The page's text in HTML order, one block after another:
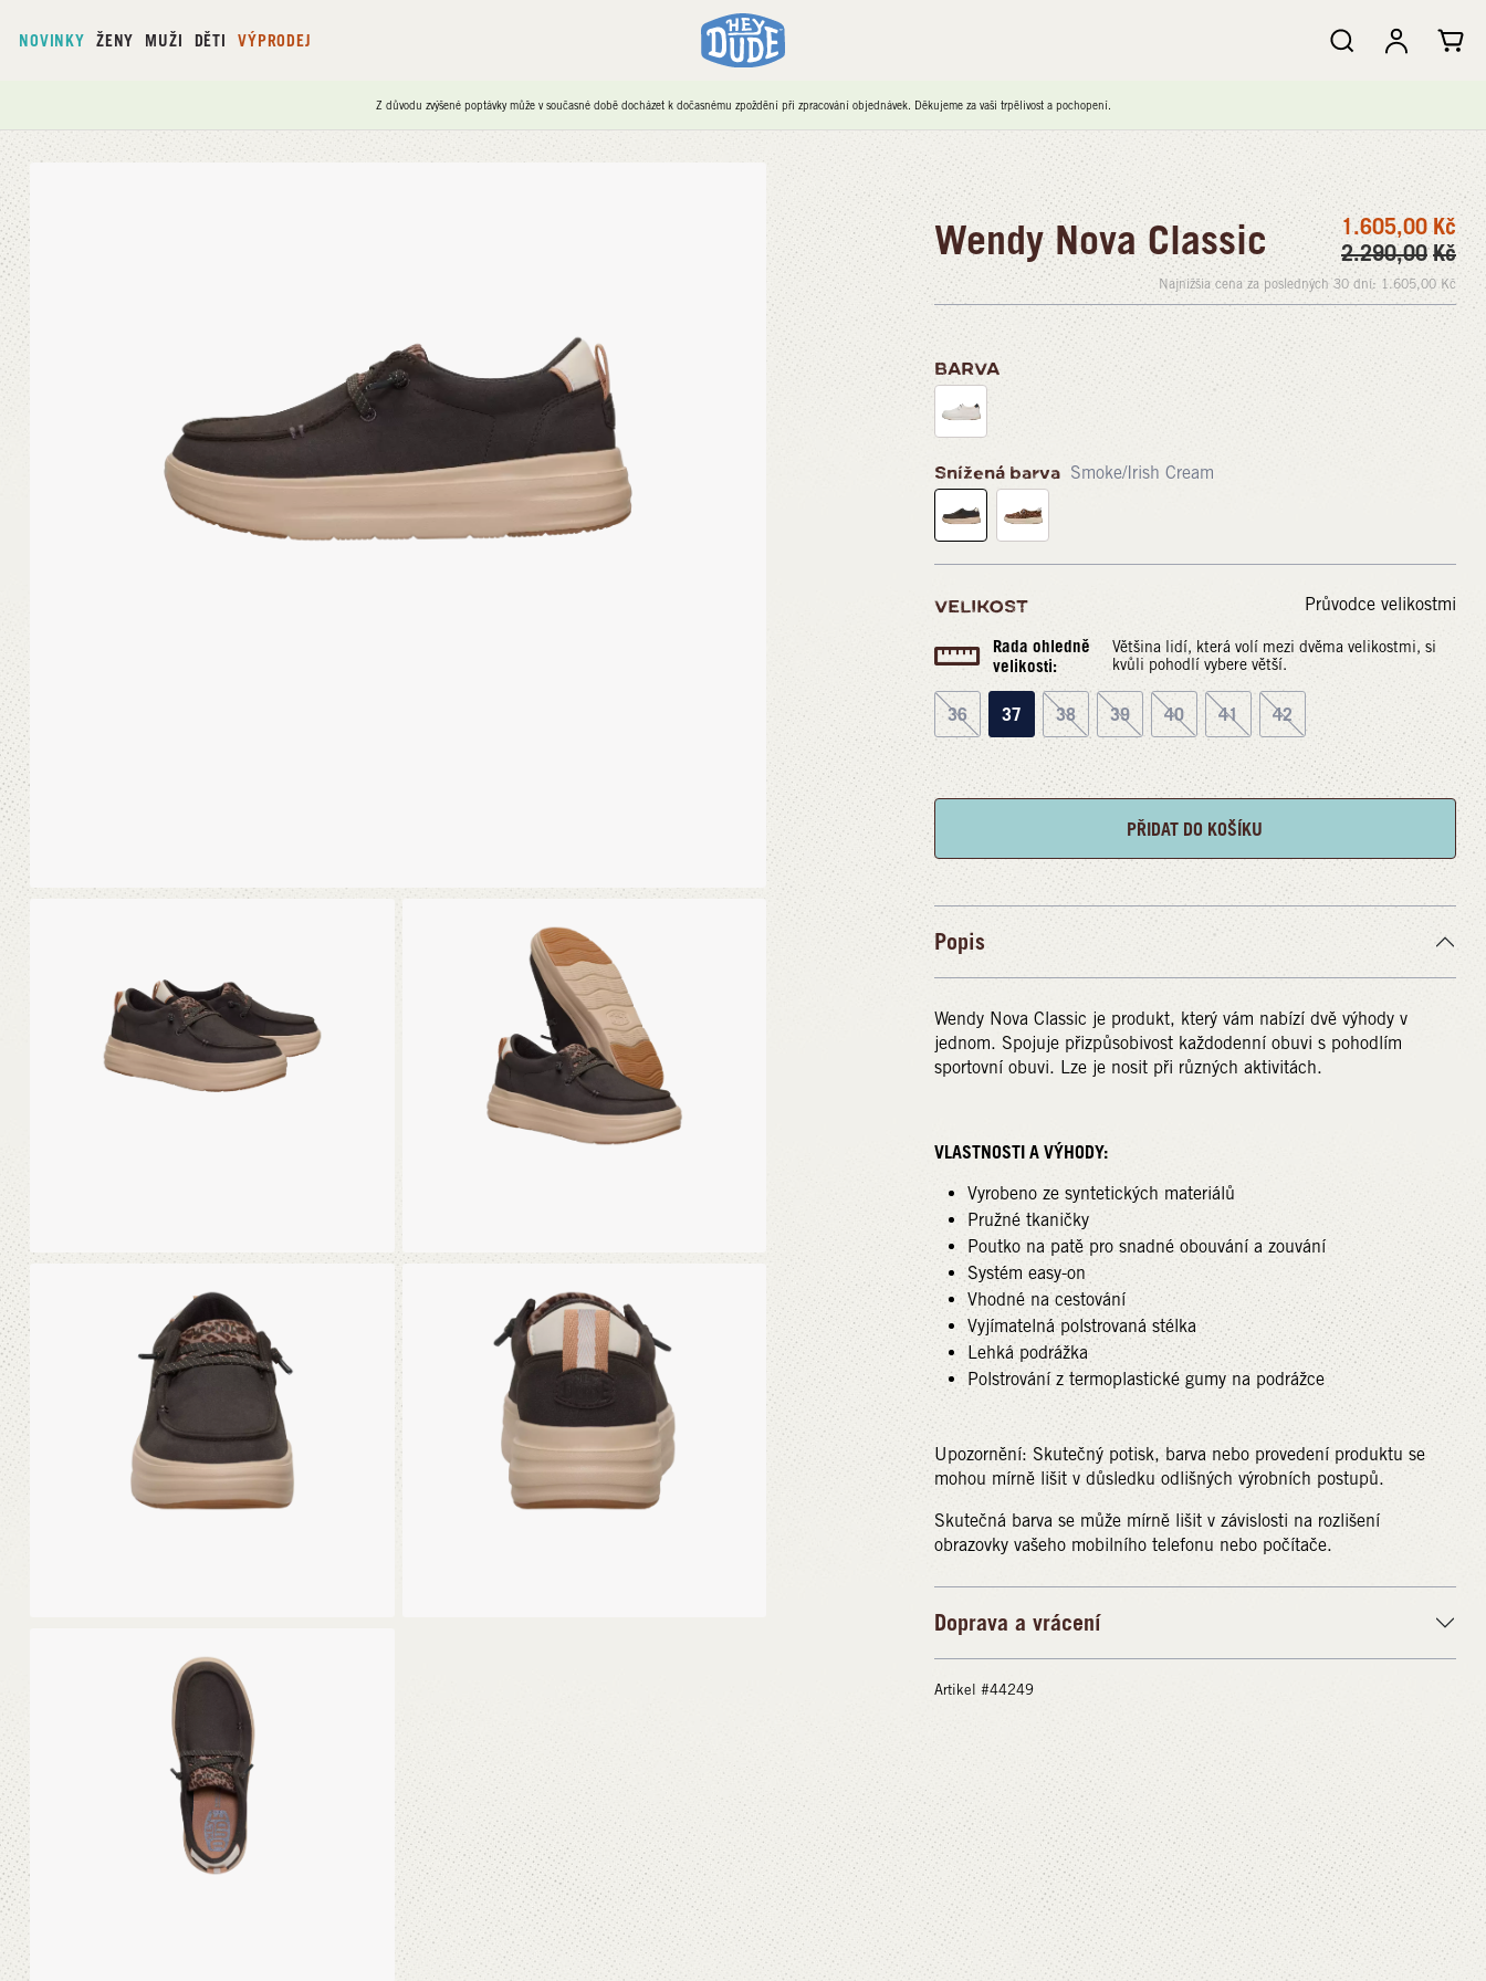
NOVINKY ŽENY MUŽI DĚTI VÝPRODEJ
Z důvodu zvýšené poptávky může v současné době docházet k dočasnému zpoždění při zpracování objednávek. Děkujeme za vaši trpělivost a pochopení.
Wendy Nova Classic 1.605,00 Kč
2.290,00 Kč
Najnižšia cena za posledných 30 dní: 1.605,00 Kč
BARVA
Snížená barva Smoke/Irish Cream
VELIKOST Průvodce velikostmi
Rada ohledně
velikosti:
Většina lidí, která volí mezi dvěma velikostmi, si
kvůli pohodlí vybere větší.
36 37 38 39 40 41 42
PŘIDAT DO KOŠÍKU
Popis
Wendy Nova Classic je produkt, který vám nabízí dvě výhody v
jednom. Spojuje přizpůsobivost každodenní obuvi s pohodlím
sportovní obuvi. Lze je nosit při různých aktivitách.
VLASTNOSTI A VÝHODY:
Vyrobeno ze syntetických materiálů
Pružné tkaničky
Poutko na patě pro snadné obouvání a zouvání
Systém easy-on
Vhodné na cestování
Vyjímatelná polstrovaná stélka
Lehká podrážka
Polstrování z termoplastické gumy na podrážce
Upozornění: Skutečný potisk, barva nebo provedení produktu se
mohou mírně lišit v důsledku odlišných výrobních postupů.
Skutečná barva se může mírně lišit v závislosti na rozlišení
obrazovky vašeho mobilního telefonu nebo počítače.
Doprava a vrácení
Artikel #44249